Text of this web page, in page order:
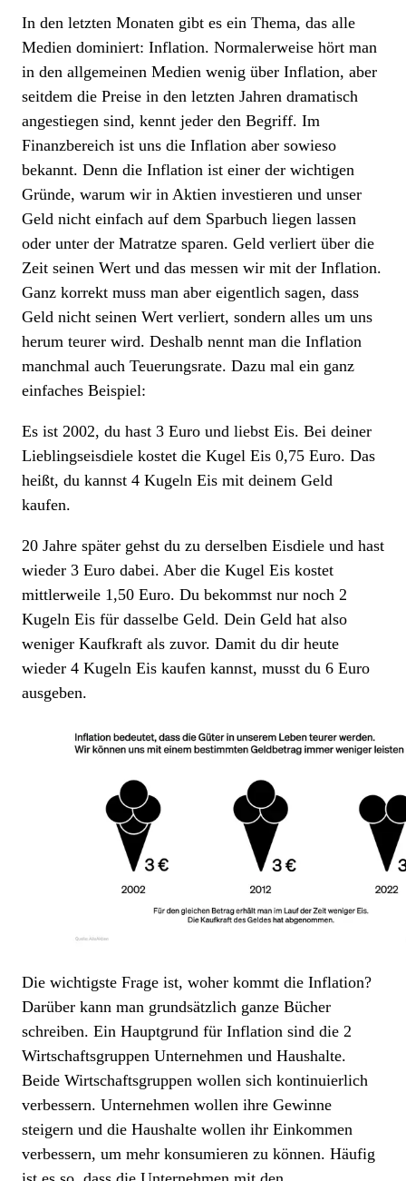
In den letzten Monaten gibt es ein Thema, das alle
Medien dominiert: Inflation. Normalerweise hört man
in den allgemeinen Medien wenig über Inflation, aber
seitdem die Preise in den letzten Jahren dramatisch
angestiegen sind, kennt jeder den Begriff. Im
Finanzbereich ist uns die Inflation aber sowieso
bekannt. Denn die Inflation ist einer der wichtigen
Gründe, warum wir in Aktien investieren und unser
Geld nicht einfach auf dem Sparbuch liegen lassen
oder unter der Matratze sparen. Geld verliert über die
Zeit seinen Wert und das messen wir mit der Inflation.
Ganz korrekt muss man aber eigentlich sagen, dass
Geld nicht seinen Wert verliert, sondern alles um uns
herum teurer wird. Deshalb nennt man die Inflation
manchmal auch Teuerungsrate. Dazu mal ein ganz
einfaches Beispiel:
Es ist 2002, du hast 3 Euro und liebst Eis. Bei deiner
Lieblingseisdiele kostet die Kugel Eis 0,75 Euro. Das
heißt, du kannst 4 Kugeln Eis mit deinem Geld
kaufen.
20 Jahre später gehst du zu derselben Eisdiele und hast
wieder 3 Euro dabei. Aber die Kugel Eis kostet
mittlerweile 1,50 Euro. Du bekommst nur noch 2
Kugeln Eis für dasselbe Geld. Dein Geld hat also
weniger Kaufkraft als zuvor. Damit du dir heute
wieder 4 Kugeln Eis kaufen kannst, musst du 6 Euro
ausgeben.
Die wichtigste Frage ist, woher kommt die Inflation?
Darüber kann man grundsätzlich ganze Bücher
schreiben. Ein Hauptgrund für Inflation sind die 2
Wirtschaftsgruppen Unternehmen und Haushalte.
Beide Wirtschaftsgruppen wollen sich kontinuierlich
verbessern. Unternehmen wollen ihre Gewinne
steigern und die Haushalte wollen ihr Einkommen
verbessern, um mehr konsumieren zu können. Häufig